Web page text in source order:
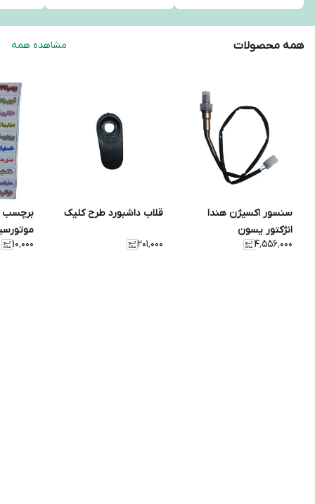
همه محصولات مشاهده همه
سنسور اکسیژن هندا
انژکتور یسون
۴٬۵۵۶٬۰۰۰
قلاب داشبورد طرح کلیک
۲۰۱٬۰۰۰
برچسب
۱۰٬۰۰۰